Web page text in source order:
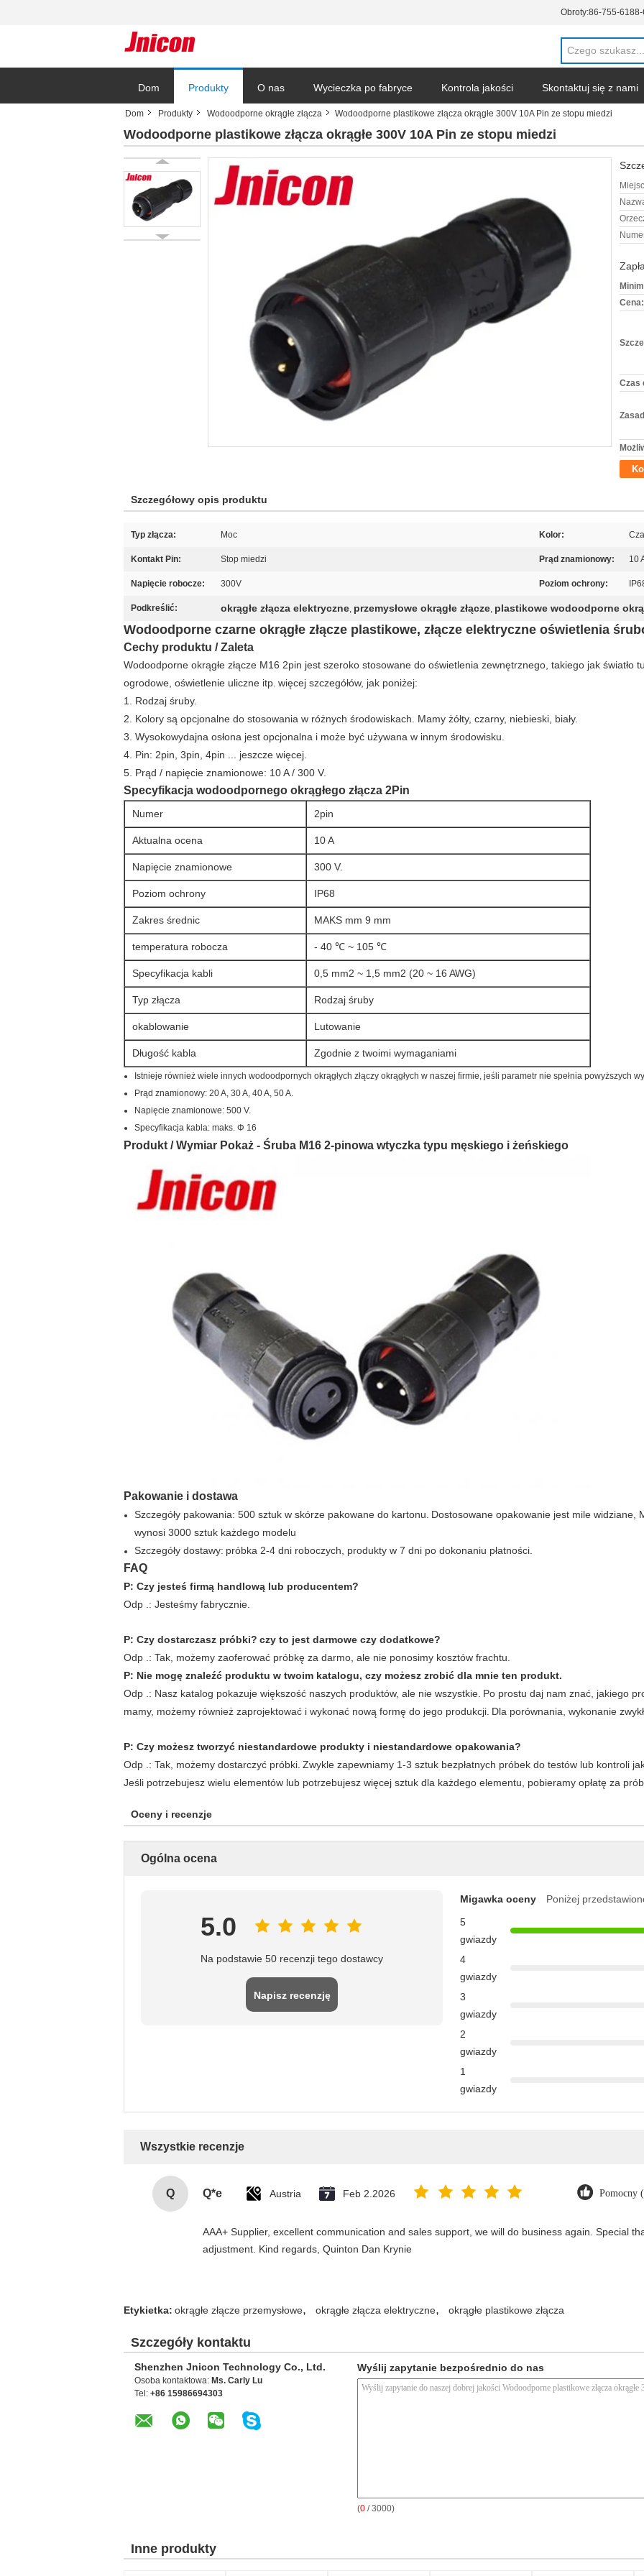
Obroty:86-755-6188-
Dom Produkty O nas Wycieczka po fabryce Kontrola jakości Skontaktuj się z nami
Dom Produkty Wodoodporne okrągłe złącza Wodoodporne plastikowe złącza okrągłe 300V 10A Pin ze stopu miedzi
Wodoodporne plastikowe złącza okrągłe 300V 10A Pin ze stopu miedzi
Cena:
Czas
Szczegółowy opis produktu
Typ złącza: Moc Kolor:
Kontakt Pin: Stop miedzi Prąd znamionowy: 10
Napięcie robocze: 300V Poziom ochrony:
Podkreślić: okrągłe złącza elektryczne, przemysłowe okrągłe złącze, plastikowe wodoodporne
Wodoodporne czarne okrągłe złącze plastikowe, złącze elektryczne oświetlenia
Cechy produktu / Zaleta
Wodoodporne okrągłe złącze M16 2pin jest szeroko stosowane do oświetlenia zewnętrznego, takiego jak światło
ogrodowe, oświetlenie uliczne itp. więcej szczegółów, jak poniżej:
1. Rodzaj śruby.
2. Kolory są opcjonalne do stosowania w różnych środowiskach. Mamy żółty, czarny, niebieski, biały.
3. Wysokowydajna osłona jest opcjonalna i może być używana w innym środowisku.
4. Pin: 2pin, 3pin, 4pin ... jeszcze więcej.
5. Prąd / napięcie znamionowe: 10 A / 300 V.
Specyfikacja wodoodpornego okrągłego złącza 2Pin
Numer 2pin
Aktualna ocena 10 A
Napięcie znamionowe 300 V.
Poziom ochrony IP68
Zakres średnic MAKS mm 9 mm
temperatura robocza - 40 ℃ ~ 105 ℃
Specyfikacja kabli 0,5 mm2 ~ 1,5 mm2 (20 ~ 16 AWG)
Typ złącza Rodzaj śruby
okablowanie Lutowanie
Długość kabla Zgodnie z twoimi wymaganiami
Istnieje również wiele innych wodoodpornych okrągłych złączy okrągłych w naszej firmie, jeśli parametr nie spełnia powyższych
Prąd znamionowy: 20 A, 30 A, 40 A, 50 A.
Napięcie znamionowe: 500 V.
Specyfikacja kabla: maks. Φ 16
Produkt / Wymiar Pokaż - Śruba M16 2-pinowa wtyczka typu męskiego i żeńskiego
Pakowanie i dostawa
Szczegóły pakowania: 500 sztuk w skórze pakowane do kartonu. Dostosowane opakowanie jest mile widziane,
wynosi 3000 sztuk każdego modelu
Szczegóły dostawy: próbka 2-4 dni roboczych, produkty w 7 dni po dokonaniu płatności.
FAQ
P: Czy jesteś firmą handlową lub producentem?
Odp .: Jesteśmy fabrycznie.
P: Czy dostarczasz próbki? czy to jest darmowe czy dodatkowe?
Odp .: Tak, możemy zaoferować próbkę za darmo, ale nie ponosimy kosztów frachtu.
P: Nie mogę znaleźć produktu w twoim katalogu, czy możesz zrobić dla mnie ten produkt.
Odp .: Nasz katalog pokazuje większość naszych produktów, ale nie wszystkie. Po prostu daj nam znać, jakiego
mamy, możemy również zaprojektować i wykonać nową formę do jego produkcji. Dla porównania, wykonanie
P: Czy możesz tworzyć niestandardowe produkty i niestandardowe opakowania?
Odp .: Tak, możemy dostarczyć próbki. Zwykle zapewniamy 1-3 sztuk bezpłatnych próbek do testów lub kontroli
Jeśli potrzebujesz wielu elementów lub potrzebujesz więcej sztuk dla każdego elementu, pobieramy opłatę za
Oceny i recenzje
Ogólna ocena
5.0
Na podstawie 50 recenzji tego dostawcy
Napisz recenzję
Migawka oceny
Poniżej
5
gwiazdy
4
gwiazdy
3
gwiazdy
2
gwiazdy
1
gwiazdy
Wszystkie recenzje
Q Q*e Austria Feb 2.2026 Pomocny
AAA+ Supplier, excellent communication and sales support, we will do business again. Special
adjustment. Kind regards, Quinton Dan Krynie
Etykietka: okrągłe złącze przemysłowe, okrągłe złącza elektryczne, okrągłe plastikowe złącza
Szczegóły kontaktu
Shenzhen Jnicon Technology Co., Ltd.
Osoba kontaktowa: Ms. Carly Lu
Tel: +86 15986694303
Wyślij zapytanie bezpośrednio do nas
(0 / 3000)
Inne produkty